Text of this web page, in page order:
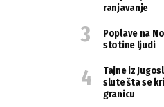
ranjavanje
Poplave na
stotine ljudi
Tajne iz
slute šta se
granicu